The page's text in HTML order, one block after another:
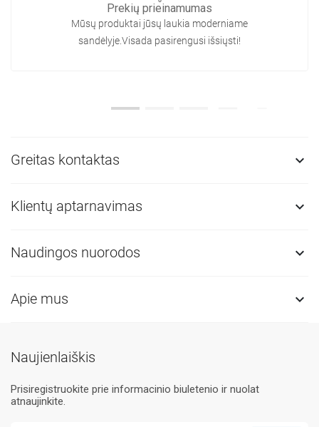
Prekių prieinamumas
Mūsų produktai jūsų laukia moderniame
sandėlyje.Visada pasirengusi išsiųsti!
Greitas kontaktas 
Klientų aptarnavimas 
Naudingos nuorodos 
Apie mus 
Naujienlaiškis
Prisiregistruokite prie informacinio biuletenio ir nuolat
atnaujinkite.